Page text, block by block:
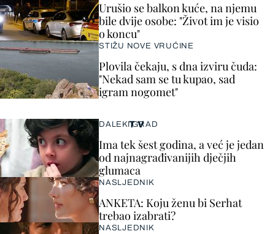
Urušio se balkon kuće, na njemu
bile dvije osobe: "Život im je visio
o koncu"
STIŽU NOVE VRUĆINE
Plovila čekaju, s dna izviru čuda:
"Nekad sam se tu kupao, sad
igram nogomet"
TV
DALEKI GRAD
Ima tek šest godina, a već je jedan
od najnagrađivanijih dječjih
glumaca
NASLJEDNIK
ANKETA: Koju ženu bi Serhat
trebao izabrati?
NASLJEDNIK